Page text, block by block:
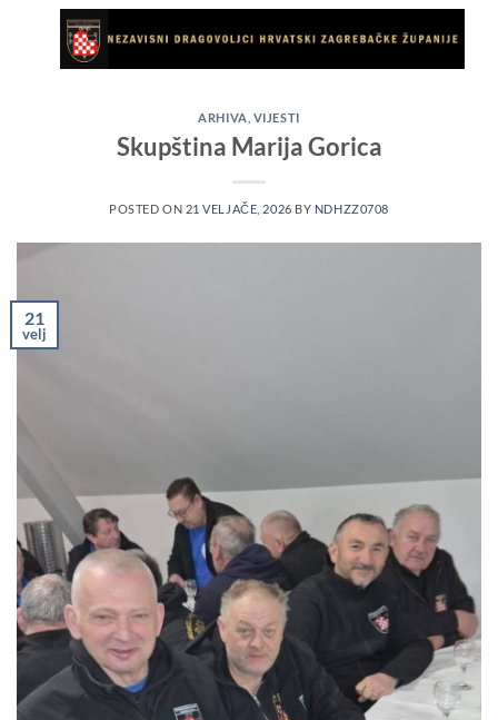
ARHIVA VIJESTI
Skupština Marija Gorica
POSTED ON 21 VELJAČE, 2026 BY NDHZZ0708
21
velj